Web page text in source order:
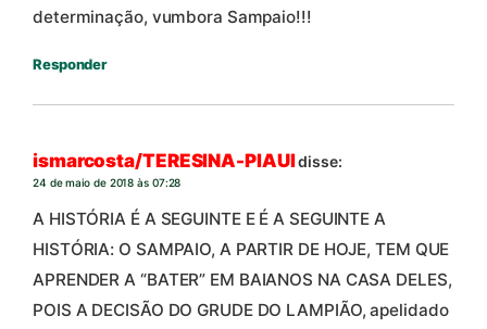
determinação, vumbora Sampaio!!!
Responder
ismarcosta/TERESINA-PIAUIdisse:
24 de maio de 2018 às 07:28
A HISTÓRIA É A SEGUINTE E É A SEGUINTE A
HISTÓRIA: O SAMPAIO, A PARTIR DE HOJE, TEM QUE
APRENDER A “BATER” EM BAIANOS NA CASA DELES,
POIS A DECISÃO DO GRUDE DO LAMPIÃO, apelidado